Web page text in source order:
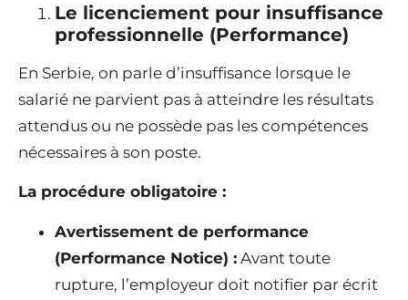
Le licenciement pour insuffisance
professionnelle (Performance)
En Serbie, on parle d’insuffisance lorsque le
salarié ne parvient pas à atteindre les résultats
attendus ou ne possède pas les compétences
nécessaires à son poste.
La procédure obligatoire :
Avertissement de performance
(Performance Notice) : Avant toute
rupture, l’employeur doit notifier par écrit